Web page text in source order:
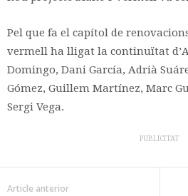
Pel que fa el capítol de
vermell ha lligat la continuïtat
Domingo, Dani García, Adrià
Gómez, Guillem Martínez, Marc
Sergi Vega.
PUBLICITAT
Article anterior